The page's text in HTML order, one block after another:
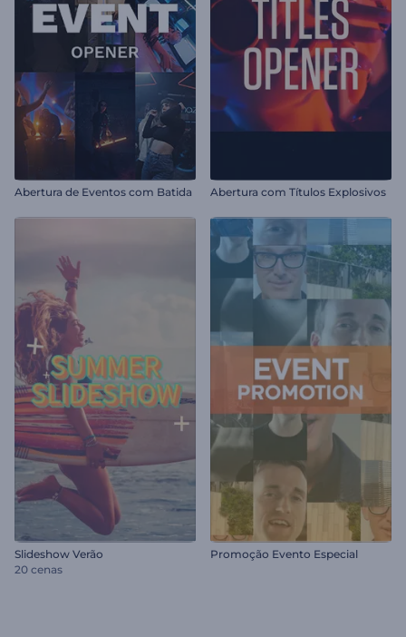
Abertura de Eventos com Batida Abertura com Títulos Explosivos
Slideshow Verão
20 cenas
Promoção Evento Especial